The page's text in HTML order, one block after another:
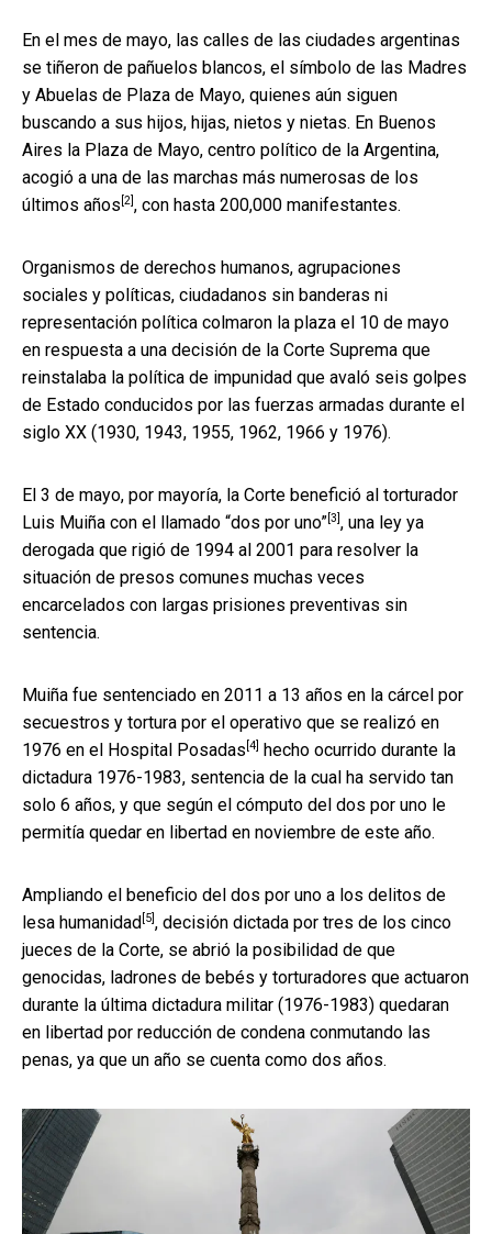
En el mes de mayo, las calles de las ciudades argentinas
se tiñeron de pañuelos blancos, el símbolo de las Madres
y Abuelas de Plaza de Mayo, quienes aún siguen
buscando a sus hijos, hijas, nietos y nietas. En Buenos
Aires la Plaza de Mayo, centro político de la Argentina,
acogió a una de las marchas más numerosas de los
últimos años [2] , con hasta 200,000 manifestantes.
Organismos de derechos humanos, agrupaciones
sociales y políticas, ciudadanos sin banderas ni
representación política colmaron la plaza el 10 de mayo
en respuesta a una decisión de la Corte Suprema que
reinstalaba la política de impunidad que avaló seis golpes
de Estado conducidos por las fuerzas armadas durante el
siglo XX (1930, 1943, 1955, 1962, 1966 y 1976).
El 3 de mayo, por mayoría, la Corte benefició al torturador
Luis Muiña con el llamado “dos por uno” [3] , una ley ya
derogada que rigió de 1994 al 2001 para resolver la
situación de presos comunes muchas veces
encarcelados con largas prisiones preventivas sin
sentencia.
Muiña fue sentenciado en 2011 a 13 años en la cárcel por
secuestros y tortura por el operativo que se realizó en
1976 en el Hospital Posadas [4] hecho ocurrido durante la
dictadura 1976-1983, sentencia de la cual ha servido tan
solo 6 años, y que según el cómputo del dos por uno le
permitía quedar en libertad en noviembre de este año.
Ampliando el beneficio del dos por uno a los delitos de
lesa humanidad [5] , decisión dictada por tres de los cinco
jueces de la Corte, se abrió la posibilidad de que
genocidas, ladrones de bebés y torturadores que actuaron
durante la última dictadura militar (1976-1983) quedaran
en libertad por reducción de condena conmutando las
penas, ya que un año se cuenta como dos años.